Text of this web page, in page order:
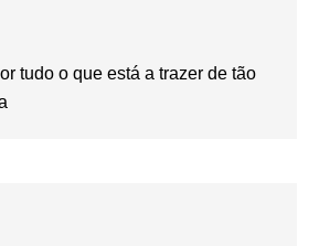
tudo o que está a trazer de tão